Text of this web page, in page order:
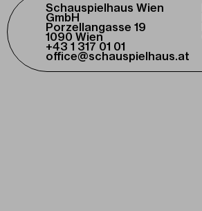
Schauspielhaus Wien
GmbH
Porzellangasse 19
1090 Wien
+43 1 317 01 01
office@schauspielhaus.at